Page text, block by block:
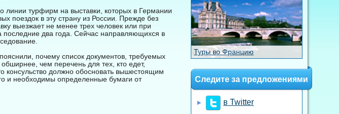
турфирм на выставки, которых в Германии
поездок в эту страну из России. Прежде без
выезжает не менее трех человек или при
последние два года. Сейчас направляющихся в
почему список документов, требуемых
чем перечень для тех, кто едет,
консульство должно обосновать вышестоящим
и необходимы определенные бумаги от
Туры во Францию
Следите за предложениями
в Twitter